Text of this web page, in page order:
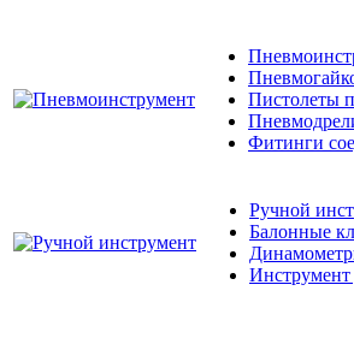
Пистолеты
Фитинги
Ручной
Балонные